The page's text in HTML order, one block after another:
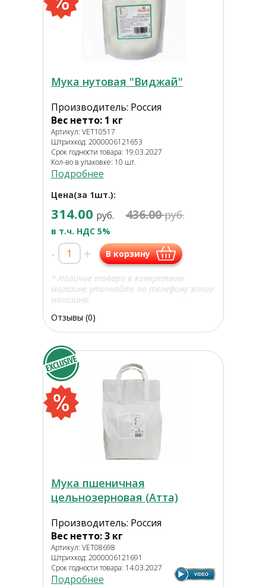
Мука нутовая "Виджай"
Производитель: Россия
Вес нетто: 1 кг
Артикул: VET10517
Штрихкод: 2000006121653
Срок годности товара: 19.03.2027
Кол-во в упаковке: 10 шт.
Подробнее
Цена(за 1шт.):
314.00 руб. 436.00руб.
в т.ч. НДС 5%
- + В корзину
* Наличие товара в конкретном
магазине уточняйте по телефону этого
магазина.
Отзывы (0)
Мука пшеничная
цельнозерновая (Атта)
Производитель: Россия
Вес нетто: 3 кг
Артикул: VET08698
Штрихкод: 2000006121691
Срок годности товара: 14.03.2027
Подробнее